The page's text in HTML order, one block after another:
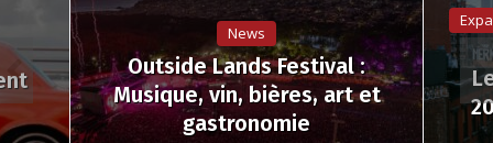
News
Outside Lands Festival :
Musique, vin, bières, art et
gastronomie